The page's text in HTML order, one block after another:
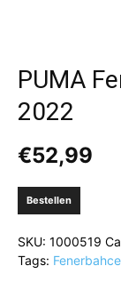
PUMA
2022
€52,99
Bestellen
SKU: 1000519
Tags: Fenerbahce